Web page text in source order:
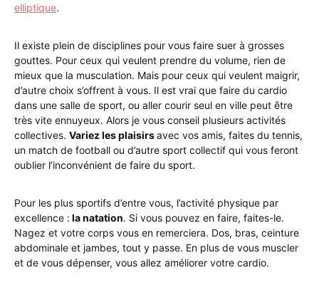
elliptique.
Il existe plein de disciplines pour vous faire suer à grosses
gouttes. Pour ceux qui veulent prendre du volume, rien de
mieux que la musculation. Mais pour ceux qui veulent maigrir,
d’autre choix s’offrent à vous. Il est vrai que faire du cardio
dans une salle de sport, ou aller courir seul en ville peut être
très vite ennuyeux. Alors je vous conseil plusieurs activités
collectives. Variez les plaisirsavec vos amis, faites du tennis,
un match de football ou d’autre sport collectif qui vous feront
oublier l’inconvénient de faire du sport.
Pour les plus sportifs d’entre vous, l’activité physique par
excellence : la natation. Si vous pouvez en faire, faites-le.
Nagez et votre corps vous en remerciera. Dos, bras, ceinture
abdominale et jambes, tout y passe. En plus de vous muscler
et de vous dépenser, vous allez améliorer votre cardio.